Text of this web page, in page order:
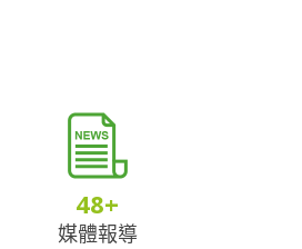
48+
媒體報導